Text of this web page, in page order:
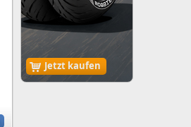
Jetzt kaufen